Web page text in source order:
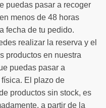
puedas pasar a recoger
menos de 48 horas
fecha de tu pedido.
realizar la reserva y el
productos en nuestra
puedas pasar a
El plazo de
productos sin stock, es
a partir de la